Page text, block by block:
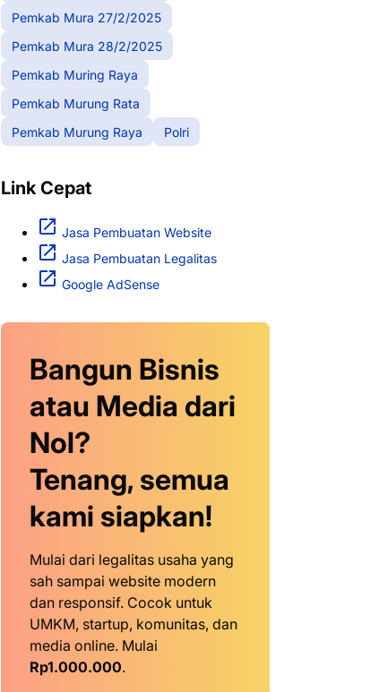
Pemkab Mura 27/2/2025
Pemkab Mura 28/2/2025
Pemkab Muring Raya
Pemkab Murung Rata
Pemkab Murung Raya
Polri
Link Cepat
Jasa Pembuatan Website
Jasa Pembuatan Legalitas
Google AdSense
Bangun Bisnis
atau Media dari
Nol?
Tenang, semua
kami siapkan!
Mulai dari legalitas usaha yang
sah sampai website modern
dan responsif. Cocok untuk
UMKM, startup, komunitas, dan
media online. Mulai
Rp1.000.000.